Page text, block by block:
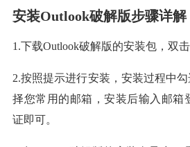
安装Outlook破解版步骤详解
1.下载Outlook破解版的安装包，双击
2.按照提示进行安装，安装过程中
择您常用的邮箱，安装后输入邮箱
证即可。